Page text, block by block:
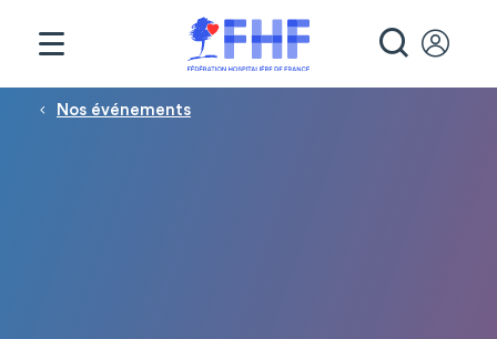
Fil d'Ariane
Nos événements
Panneau de gestion des cookies